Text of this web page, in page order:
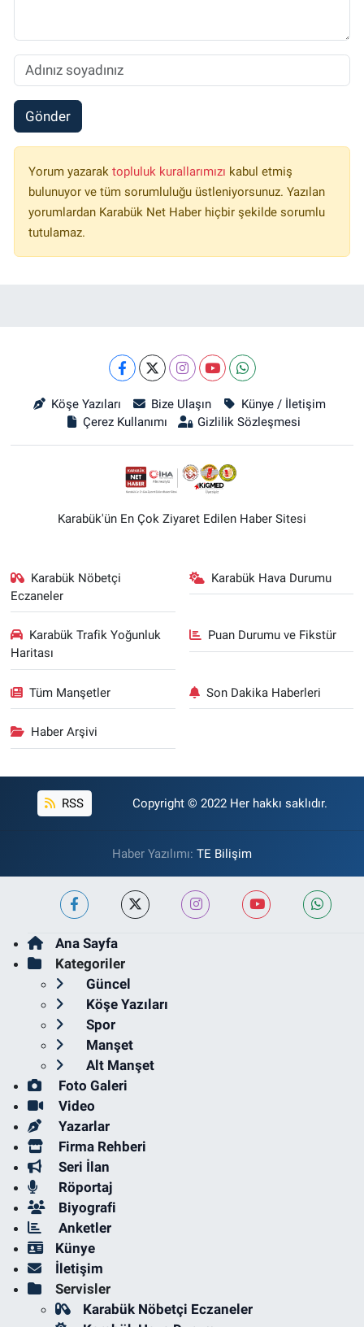
Gönder
Yorum yazarak topluluk kurallarımızı kabul etmiş
bulunuyor ve tüm sorumluluğu üstleniyorsunuz. Yazılan
yorumlardan Karabük Net Haber hiçbir şekilde sorumlu
tutulamaz.
Köşe Yazıları Bize Ulaşın
Künye / İletişim
Çerez Kullanımı
Gizlilik Sözleşmesi
Karabük'ün En Çok Ziyaret Edilen Haber Sitesi
Karabük Nöbetçi
Eczaneler
Karabük Hava Durumu
Karabük Trafik Yoğunluk
Haritası
Puan Durumu ve Fikstür
Tüm Manşetler Son Dakika Haberleri
Haber Arşivi
RSS Copyright © 2022 Her hakkı saklıdır.
Haber Yazılımı: TE Bilişim
Ana Sayfa
Kategoriler
Güncel
Köşe Yazıları
Spor
Manşet
Alt Manşet
Foto Galeri
Video
Yazarlar
Firma Rehberi
Seri İlan
Röportaj
Biyografi
Anketler
Künye
İletişim
Servisler
Karabük Nöbetçi Eczaneler